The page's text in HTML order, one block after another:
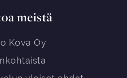
meistä
Kova Oy